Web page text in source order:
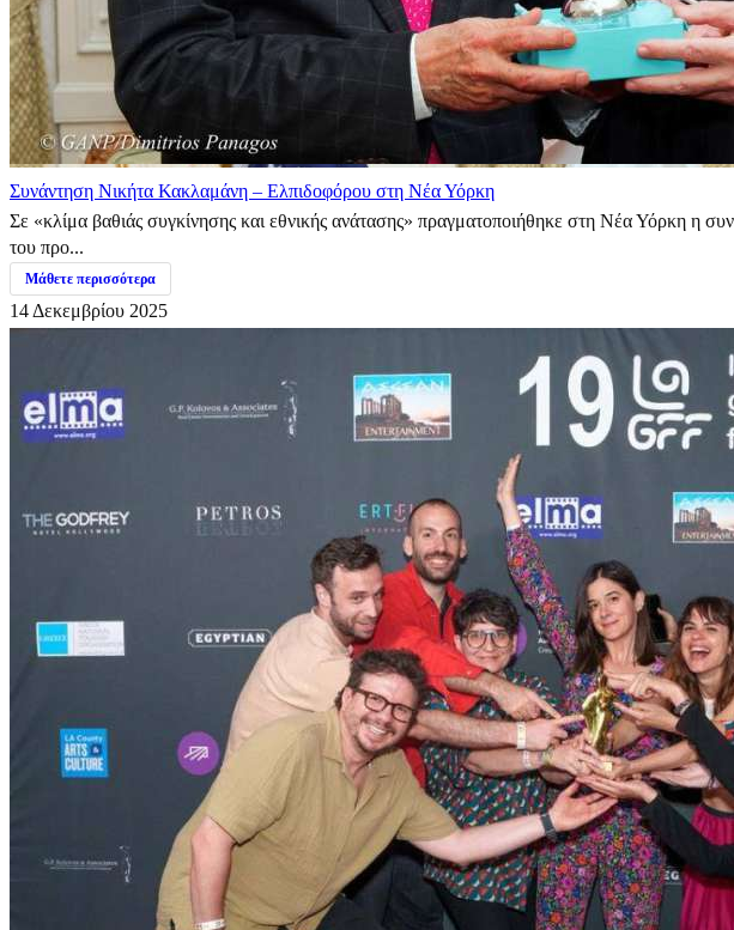
Συνάντηση Νικήτα Κακλαμάνη – Ελπιδοφόρου στη Νέα Υόρκη
Σε «κλίμα βαθιάς συγκίνησης και εθνικής ανάτασης» πραγματοποιήθηκε στη Νέα Υόρκη η
του προ...
Μάθετε περισσότερα
14 Δεκεμβρίου 2025